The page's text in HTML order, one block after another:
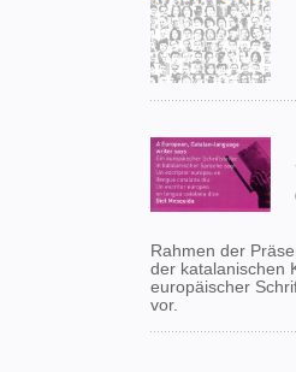
Rahmen der
der katalanischen
europäischer
vor.